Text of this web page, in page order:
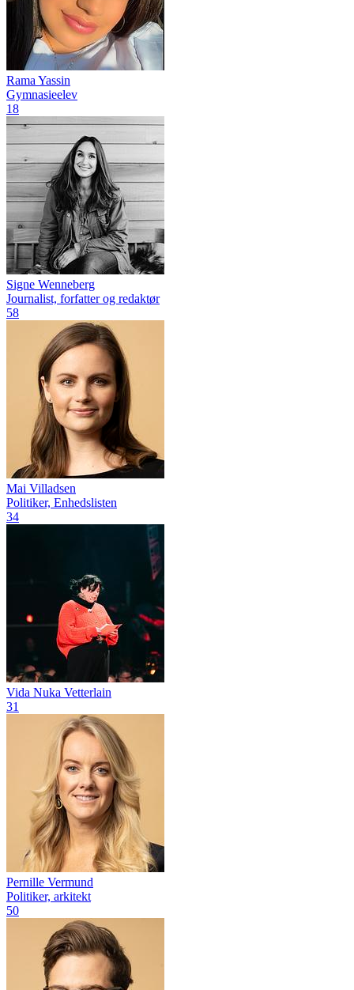
Rama Yassin
Gymnasieelev
18
Signe Wenneberg
Journalist, forfatter og redaktør
58
Mai Villadsen
Politiker, Enhedslisten
34
Vida Nuka Vetterlain
31
Pernille Vermund
Politiker, arkitekt
50